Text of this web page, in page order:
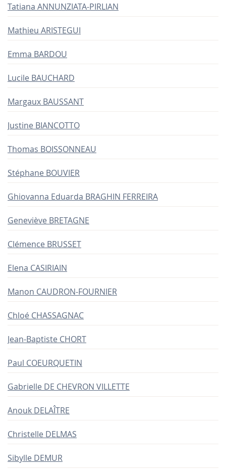
Tatiana ANNUNZIATA-PIRLIAN
Mathieu ARISTEGUI
Emma BARDOU
Lucile BAUCHARD
Margaux BAUSSANT
Justine BIANCOTTO
Thomas BOISSONNEAU
Stéphane BOUVIER
Ghiovanna Eduarda BRAGHIN FERREIRA
Geneviève BRETAGNE
Clémence BRUSSET
Elena CASIRIAIN
Manon CAUDRON-FOURNIER
Chloé CHASSAGNAC
Jean-Baptiste CHORT
Paul COEURQUETIN
Gabrielle DE CHEVRON VILLETTE
Anouk DELAÎTRE
Christelle DELMAS
Sibylle DEMUR